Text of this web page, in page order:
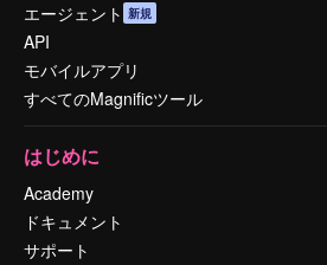
エージェント 新規
API
モバイルアプリ
すべてのMagnificツール
はじめに
Academy
ドキュメント
サポート